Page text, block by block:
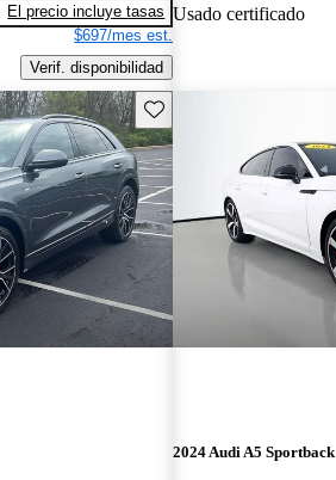
El precio incluye tasas
$697/mes est.
Verif. disponibilidad
Usado certificado
Guarda este Aviso
2024 Audi A5 Sportback